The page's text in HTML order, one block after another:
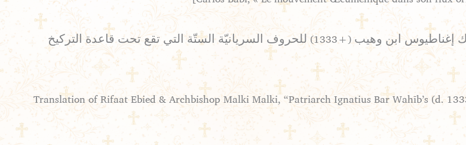
عبيد، البروفيسور رفعت – ملكي، المطران ملاطيوس، “قوانين البطريرك إغناطيوس ابن وهيب (+1333) للحروف السريانيّة الستّة التي تقع تحت قاعدة التركيخ
[Translation of Rifaat Ebied & Archbishop Malki Malki, “Patriarch Ignatius Bar Wahīb’s (d.